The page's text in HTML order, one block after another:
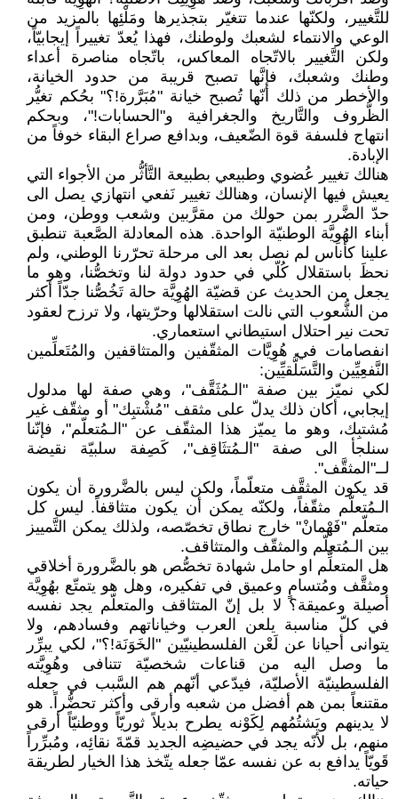
للتَّغيير، ولكنّها عندما تتغيّر بتجذيرها ومَلْئِها بالمزيد من
الوعي والانتماء لشعبك ولوطنك، فهذا يُعدّ تغييراً إيجابيّاً،
ولكن التَّغيير بالاتّجاه المعاكس، باتّجاه مناصرة أعداء
وطنك وشعبك، فإنَّها تصبح قريبة من حدود الخيانة،
والأخطر من ذلك أنّها تُصبح خيانة "مُبَرَّرة!؟" بحُكم تغيُّر
الظُّروف والتَّاريخ والجغرافية و"الحسابات!"، وبحكم
انتهاج فلسفة قوة الضّعيف، وبدافع صراع البقاء خوفاً من
الإبادة.
هنالك تغيير عُضوي وطبيعي بطبيعة التَّأثُّر من الأجواء التي
يعيش فيها الإنسان، وهنالك تغيير نَفعي انتهازي يصل الى
حدّ الضَّرر بمن حولك من مقرَّبين وشعب ووطن، ومن
أبناء الهُوِيَّة الوطنيّة الواحدة. هذه المعادلة الصَّعبة تنطبق
علينا كأناس لم نصل بعد الى مرحلة تحرّرنا الوطني، ولم
نحظَ باستقلال كُلّي في حدود دولة لنا وتخصُّنا، وهو ما
يجعل من الحديث عن قضيّة الهُوِيَّة حالة تَخُصُّنا جدّاً أكثر
من الشُّعوب التي نالت استقلالها وحرّيتها، ولا ترزح لعقود
تحت نير احتلال استيطاني استعماري.
انفصامات في هُوِيَّات المثقّفين والمتثاقفين والمُتَعلِّمين
النَّفعِيِّين والتَّسَلُّقيِّين:
لكي نميّز بين صفة "الـمُثَقَّف"، وهي صفة لها مدلول
إيجابي، أكان ذلك يدلّ على مثقف "مُشْتبِك" أو مثقّف غير
مُشتبِك، وهو ما يميّز هذا المثقّف عن "الـمُتعلّم"، فإنّنا
سنلجأ الى صفة "الـمُتثَاقِف"، كَصِفة سلبيّة نقيضة
لــ"المثقَّف".
قد يكون المثقَّف متعلّماً، ولكن ليس بالضَّرورة أن يكون
الـمُتعلّم مثقّفاً، ولكنّه يمكن أن يكون متثاقفاً. ليس كل
متعلّم "فَهْمانْ" خارج نطاق تخصّصه، ولذلك يمكن التَّمييز
بين الـمُتعلّم والمثقّف والمتثاقف.
هل المتعلِّم او حامل شهادة تخصُّص هو بالضَّرورة أخلاقي
ومثقَّف ومُتسامٍ وعميق في تفكيره، وهل هو يتمتّع بهُوِيَّة
أصيلة وعميقة؟ لا بل إنّ المتثاقف والمتعلّم يجد نفسه
في كلّ مناسبة يلعن العرب وخياناتهم وفسادهم، ولا
يتوانى أحيانا عن لَعْن الفلسطينيّين "الخَوَنَة!؟"، لكي يبرِّر
ما وصل اليه من قناعات شخصيّة تتنافى وهُوِيَّته
الفلسطينيّة الأصليّة، فيدّعي أنّهم هم السَّبب في جعله
مقتنعاً بمن هم أفضل من شعبه وأرقى وأكثر تحضُّراً. هو
لا يدينهم ويَشتُمُهم لِكَوْنه يطرح بديلاً ثوريّاً ووطنيّاً أرقى
منهم، بل لأنّه يجد في حضيضِه الجديد قمّةَ نقائِه، ومُبرِّراً
قَويّاً يدافع به عن نفسه عمّا جعله يتّخذ هذا الخيار لطريقة
حياته.